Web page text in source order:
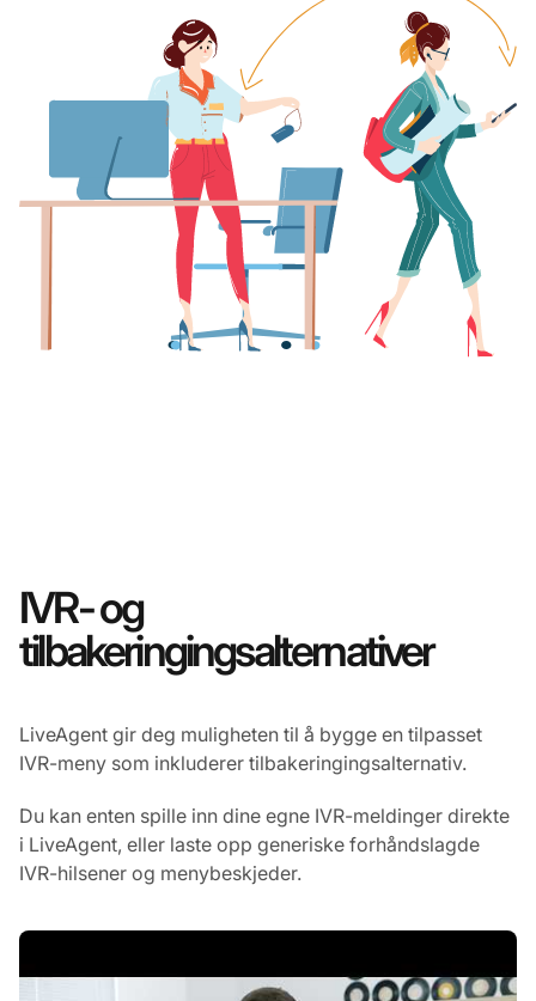
IVR- og
tilbakeringingsalternativer
LiveAgent gir deg muligheten til å bygge en tilpasset
IVR-meny som inkluderer tilbakeringingsalternativ.
Du kan enten spille inn dine egne IVR-meldinger direkte
i LiveAgent, eller laste opp generiske forhåndslagde
IVR-hilsener og menybeskjeder.